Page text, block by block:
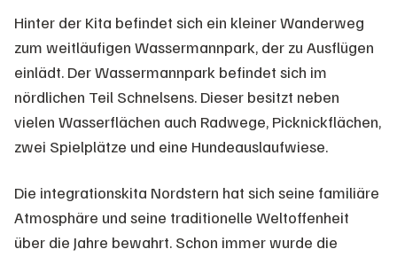
Hinter der Kita befindet sich ein kleiner Wanderweg
zum weitläufigen Wassermannpark, der zu Ausflügen
einlädt. Der Wassermannpark befindet sich im
nördlichen Teil Schnelsens. Dieser besitzt neben
vielen Wasserflächen auch Radwege, Picknickflächen,
zwei Spielplätze und eine Hundeauslaufwiese.
Die integrationskita Nordstern hat sich seine familiäre
Atmosphäre und seine traditionelle Weltoffenheit
über die Jahre bewahrt. Schon immer wurde die